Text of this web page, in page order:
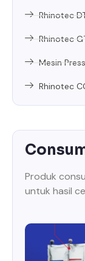
Rhinotec
Rhinotec
Mesin Press
Rhinotec
Produk
untuk hasil